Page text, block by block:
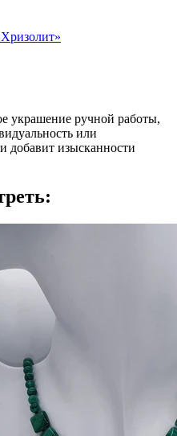
украшение ручной работы,
или
добавит изысканности